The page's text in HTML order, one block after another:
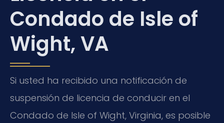
Condado de Isle of
Wight, VA
Si usted ha recibido una notificación de
suspensión de licencia de conducir en el
Condado de Isle of Wight, Virginia, es posible